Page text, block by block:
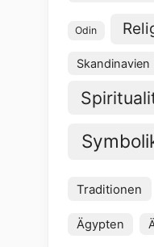
Odin
Skandinavien
Traditionen
Ägypten